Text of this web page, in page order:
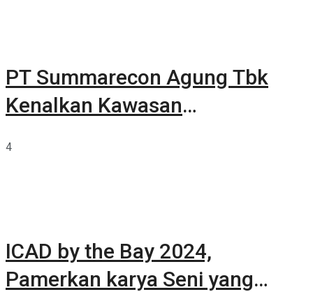
PT Summarecon Agung Tbk
Kenalkan Kawasan
4
ICAD by the Bay 2024,
Pamerkan karya Seni yang